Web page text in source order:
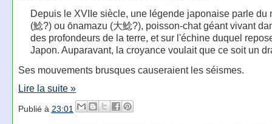
Depuis le XVIIe siècle, une légende japonaise parle du
(鯰?) ou ōnamazu (大鯰?), poisson-chat géant vivant
des profondeurs de la terre, et sur l'échine duquel
Japon. Auparavant, la croyance voulait que ce soit un
Ses mouvements brusques causeraient les séismes.
Lire la suite »
Publié à 23:01